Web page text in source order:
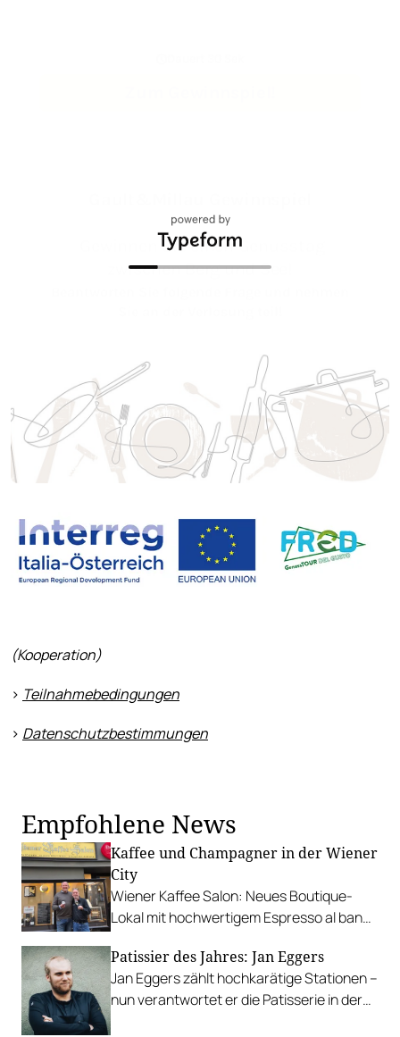
(Kooperation)
> Teilnahmebedingungen
> Datenschutzbestimmungen
Empfohlene News
Kaffee und Champagner in der Wiener
City
Wiener Kaffee Salon: Neues Boutique-
Lokal mit hochwertigem Espresso al banco
Patissier des Jahres: Jan Eggers
Jan Eggers zählt hochkarätige Stationen –
nun verantwortet er die Patisserie in der